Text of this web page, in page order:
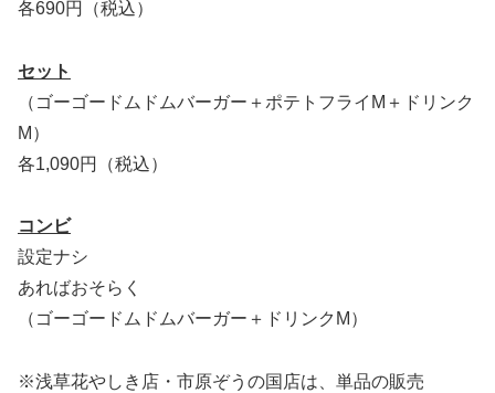
各690円（税込）
セット
（ゴーゴードムドムバーガー＋ポテトフライM＋ドリンク
M）
各1,090円（税込）
コンビ
設定ナシ
あればおそらく
（ゴーゴードムドムバーガー＋ドリンクM）
※浅草花やしき店・市原ぞうの国店は、単品の販売